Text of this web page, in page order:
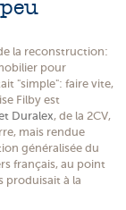
la reconstruction:
pour
"simple": faire vite,
Filby est
Duralex, de la 2CV,
mais rendue
généralisée du
français, au point
produisait à la